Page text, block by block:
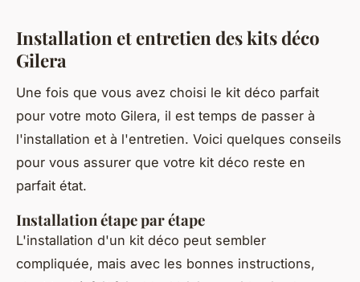
Installation et entretien des kits déco
Gilera
Une fois que vous avez choisi le kit déco parfait
pour votre moto Gilera, il est temps de passer à
l'installation et à l'entretien. Voici quelques conseils
pour vous assurer que votre kit déco reste en
parfait état.
Installation étape par étape
L'installation d'un kit déco peut sembler
compliquée, mais avec les bonnes instructions,